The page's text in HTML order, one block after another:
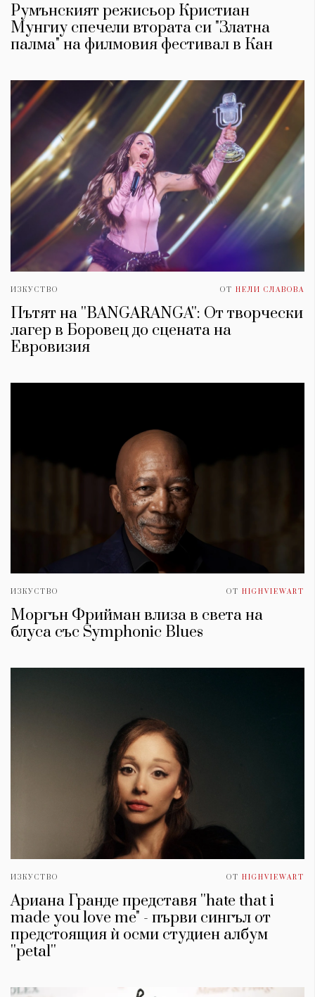
Румънският режисьор Кристиан
Мунгиу спечели втората си "Златна
палма" на филмовия фестивал в Кан
ИЗКУСТВО ОТ НЕЛИ СЛАВОВА
Пътят на ''BANGARANGA'': От творчески
лагер в Боровец до сцената на
Евровизия
ИЗКУСТВО ОТ HIGHVIEWART
Моргън Фрийман влиза в света на
блуса със Symphonic Blues
ИЗКУСТВО ОТ HIGHVIEWART
Ариана Гранде представя ''hate that i
made you love me" - първи сингъл от
предстоящия ѝ осми студиен албум
''petal''